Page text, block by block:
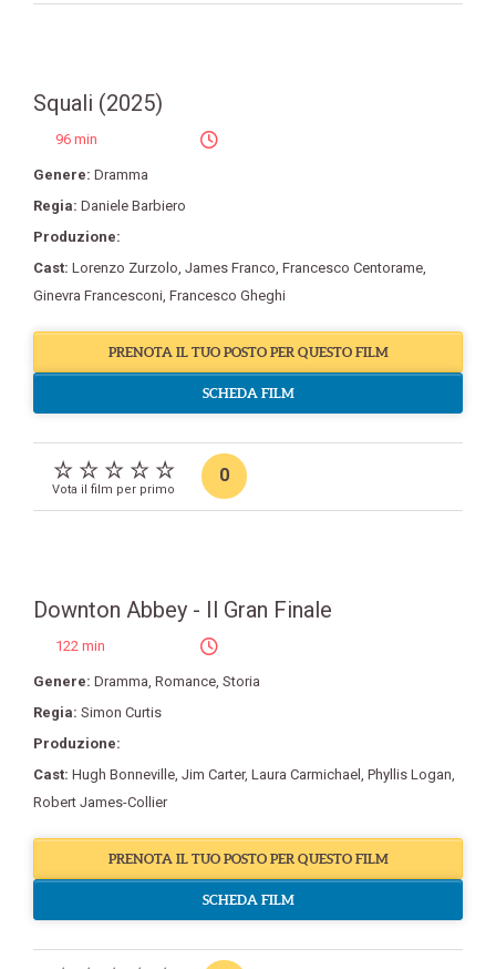
Squali (2025)
96 min
Genere: Dramma
Regia: Daniele Barbiero
Produzione:
Cast: Lorenzo Zurzolo James Franco Francesco Centorame
Ginevra Francesconi Francesco Gheghi
PRENOTA IL TUO POSTO PER QUESTO FILM
SCHEDA FILM
Vota il film per primo
0
Downton Abbey - Il Gran Finale
122 min
Genere: Dramma Romance Storia
Regia: Simon Curtis
Produzione:
Cast: Hugh Bonneville Jim Carter, Laura Carmichael Phyllis Logan
Robert James-Collier
PRENOTA IL TUO POSTO PER QUESTO FILM
SCHEDA FILM